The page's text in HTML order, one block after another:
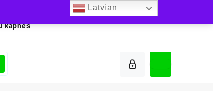
kāpnes
Latvian